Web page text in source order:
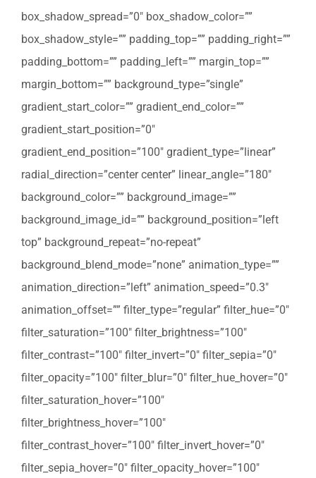
box_shadow_spread=”0″ box_shadow_color=””
box_shadow_style=”” padding_top=”” padding_right=””
padding_bottom=”” padding_left=”” margin_top=””
margin_bottom=”” background_type=”single”
gradient_start_color=”” gradient_end_color=””
gradient_start_position=”0″
gradient_end_position=”100″ gradient_type=”linear”
radial_direction=”center center” linear_angle=”180″
background_color=”” background_image=””
background_image_id=”” background_position=”left
top” background_repeat=”no-repeat”
background_blend_mode=”none” animation_type=””
animation_direction=”left” animation_speed=”0.3″
animation_offset=”” filter_type=”regular” filter_hue=”0″
filter_saturation=”100″ filter_brightness=”100″
filter_contrast=”100″ filter_invert=”0″ filter_sepia=”0″
filter_opacity=”100″ filter_blur=”0″ filter_hue_hover=”0″
filter_saturation_hover=”100″
filter_brightness_hover=”100″
filter_contrast_hover=”100″ filter_invert_hover=”0″
filter_sepia_hover=”0″ filter_opacity_hover=”100″